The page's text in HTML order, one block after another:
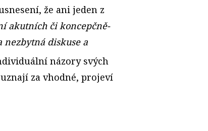
že ani jeden z
akutních či koncepčně-
nezbytná diskuse a
názory svých
za vhodné, projeví